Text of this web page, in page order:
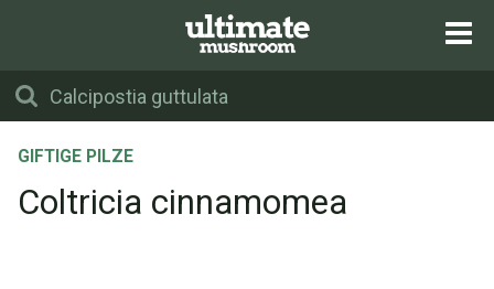
GIFTIGE PILZE
Coltricia cinnamomea